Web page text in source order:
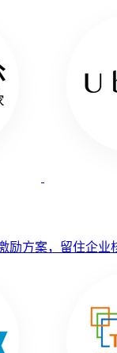
励方案，留住企业